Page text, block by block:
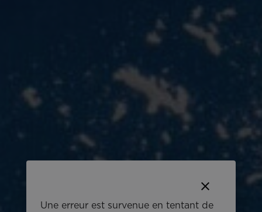
clear
Une erreur est survenue en tentant de